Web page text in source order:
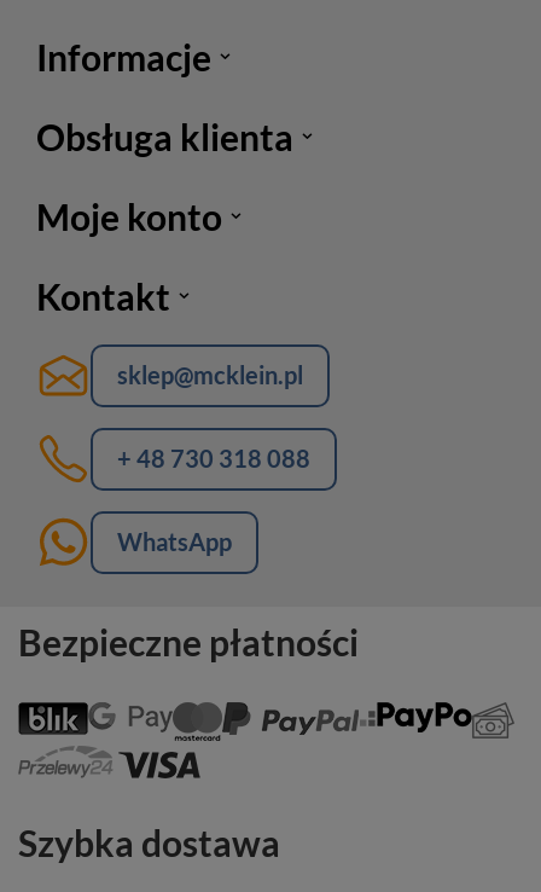
Informacje
Obsługa klienta
Moje konto
Kontakt
sklep@mcklein.pl
+ 48 730 318 088
WhatsApp
Bezpieczne płatności
Szybka dostawa